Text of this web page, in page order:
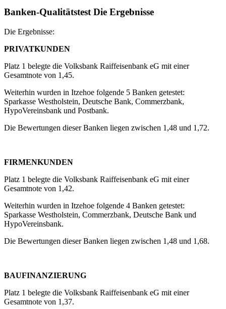
Banken-Qualitätstest Die Ergebnisse
Die Ergebnisse:
PRIVATKUNDEN
Platz 1 belegte die Volksbank Raiffeisenbank eG mit einer
Gesamtnote von 1,45.
Weiterhin wurden in Itzehoe folgende 5 Banken getestet:
Sparkasse Westholstein, Deutsche Bank, Commerzbank,
HypoVereinsbank und Postbank.
Die Bewertungen dieser Banken liegen zwischen 1,48 und 1,72.
FIRMENKUNDEN
Platz 1 belegte die Volksbank Raiffeisenbank eG mit einer
Gesamtnote von 1,42.
Weiterhin wurden in Itzehoe folgende 4 Banken getestet:
Sparkasse Westholstein, Commerzbank, Deutsche Bank und
HypoVereinsbank.
Die Bewertungen dieser Banken liegen zwischen 1,48 und 1,68.
BAUFINANZIERUNG
Platz 1 belegte die Volksbank Raiffeisenbank eG mit einer
Gesamtnote von 1,37.